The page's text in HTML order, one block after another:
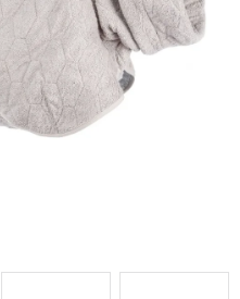
Obchodní podmínky